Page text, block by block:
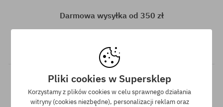
Darmowa wysyłka od 350 zł
Pliki cookies w Supersklep
Korzystamy z plików cookies w celu sprawnego działania
witryny (cookies niezbędne), personalizacji reklam oraz